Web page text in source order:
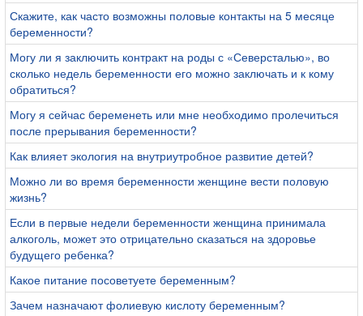
Скажите, как часто возможны половые контакты на 5 месяце
беременности?
Могу ли я заключить контракт на роды с «Северсталью», во
сколько недель беременности его можно заключать и к кому
обратиться?
Могу я сейчас беременеть или мне необходимо пролечиться
после прерывания беременности?
Как влияет экология на внутриутробное развитие детей?
Можно ли во время беременности женщине вести половую
жизнь?
Если в первые недели беременности женщина принимала
алкоголь, может это отрицательно сказаться на здоровье
будущего ребенка?
Какое питание посоветуете беременным?
Зачем назначают фолиевую кислоту беременным?